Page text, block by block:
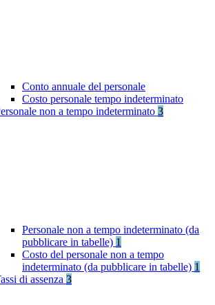
Conto annuale del personale
Costo personale tempo indeterminato
non a tempo indeterminato 3
Personale non a tempo indeterminato (da
pubblicare in tabelle) 1
Costo del personale non a tempo
indeterminato (da pubblicare in tabelle) 1
di assenza 3